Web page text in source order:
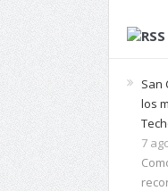
San
los
7